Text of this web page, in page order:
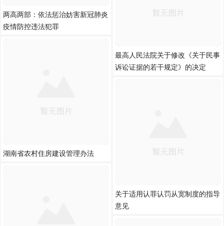
两高两部：依法惩治妨害新冠肺炎
疫情防控违法犯罪
湖南省农村住房建设管理办法
最高人民法院关于修改《关于民事
诉讼证据的若干规定》的决定
关于适用认罪认罚从宽制度的指导
意见